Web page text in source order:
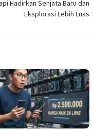
Hadirkan Senjata Baru dan
Eksplorasi Lebih Luas